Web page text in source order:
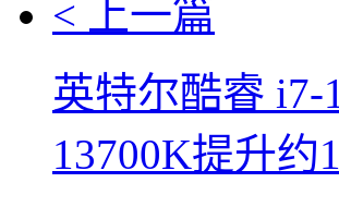
< 上一篇
英特尔酷睿 i7-
13700K提升约